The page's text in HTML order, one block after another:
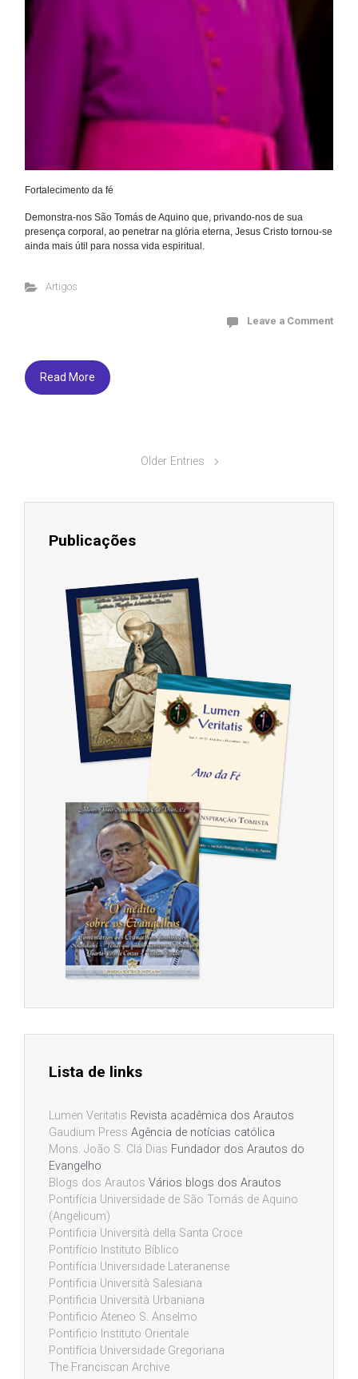
Fortalecimento da fé
Demonstra-nos São Tomás de Aquino que, privando-nos de sua
presença corporal, ao penetrar na glória eterna, Jesus Cristo tornou-se
ainda mais útil para nossa vida espiritual.
Artigos
Leave a Comment
Read More
Older Entries
Publicações
Lista de links
Lumen Veritatis Revista acadêmica dos Arautos
Gaudium Press Agência de notícias católica
Mons. João S. Clá Dias Fundador dos Arautos do
Evangelho
Blogs dos Arautos Vários blogs dos Arautos
Pontifícia Universidade de São Tomás de Aquino
(Angelicum)
Pontificia Università della Santa Croce
Pontifício Instituto Bíblico
Pontifícia Universidade Lateranense
Pontificia Università Salesiana
Pontificia Università Urbaniana
Pontificio Ateneo S. Anselmo
Pontificio Instituto Orientale
Pontifícia Universidade Gregoriana
The Franciscan Archive